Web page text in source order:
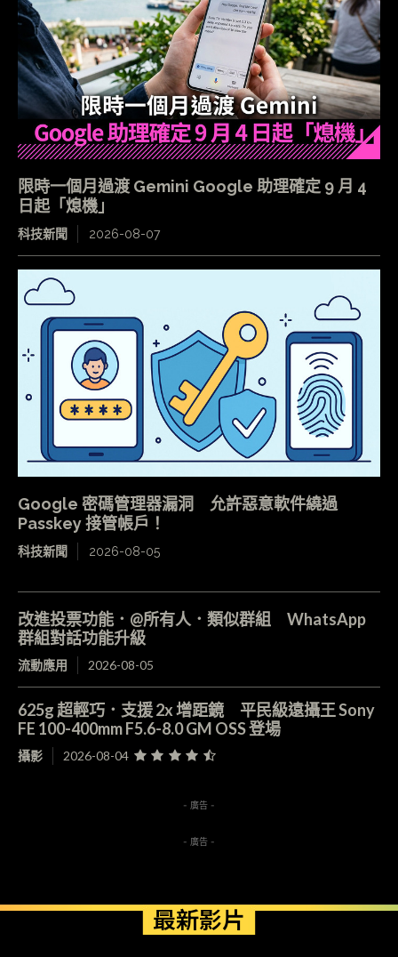
限時一個月過渡 Gemini Google 助理確定 9 月 4
日起「熄機」
科技新聞 2026-08-07
Google 密碼管理器漏洞 允許惡意軟件繞過
Passkey 接管帳戶！
科技新聞 2026-08-05
改進投票功能．@所有人．類似群組 WhatsApp
群組對話功能升級
流動應用 2026-08-05
625g 超輕巧．支援 2x 增距鏡 平民級遠攝王 Sony
FE 100-400mm F5.6-8.0 GM OSS 登場
攝影 2026-08-04
- 廣告 -
- 廣告 -
最新影片